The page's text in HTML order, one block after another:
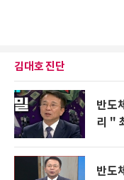
김대호 진단
반도
리 "
반도